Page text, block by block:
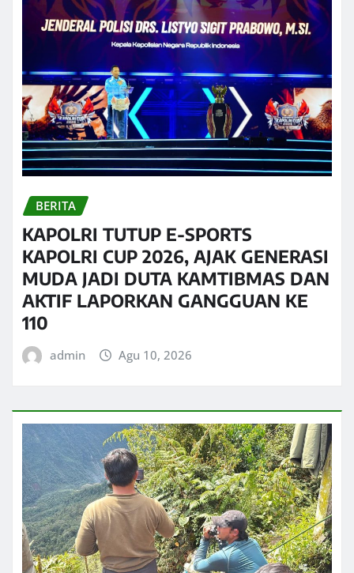
BERITA
KAPOLRI TUTUP E-SPORTS
KAPOLRI CUP 2026, AJAK GENERASI
MUDA JADI DUTA KAMTIBMAS DAN
AKTIF LAPORKAN GANGGUAN KE
110
admin Agu 10, 2026